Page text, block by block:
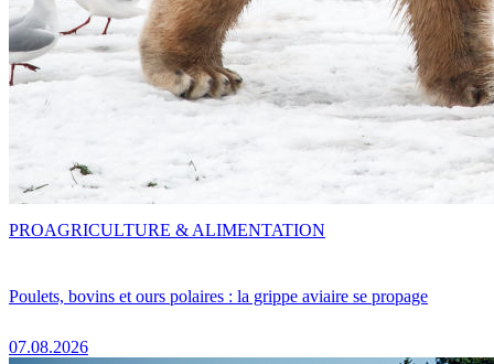
Poulets, bovins et ours polaires : la grippe aviaire se propage
07.08.2026
PROAGRICULTURE & ALIMENTATION